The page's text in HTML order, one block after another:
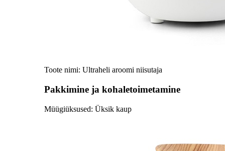
Toote nimi: Ultraheli aroomi niisutaja
Pakkimine ja kohaletoimetamine
Müügiüksused: Üksik kaup